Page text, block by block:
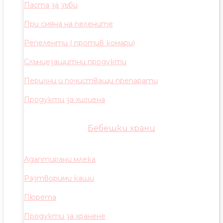
Паста за зъби
При смяна на пелените
Репеленти ( против комари)
Слънцезащитни продукти
Перилни и почистващи препарати
Продукти за хигиена
Бебешки храни
Адаптирани млека
Разтворими каши
Пюрета
Продукти за хранене